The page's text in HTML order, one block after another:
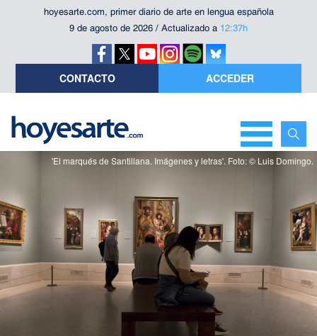
hoyesarte.com, primer diario de arte en lengua española
9 de agosto de 2026 / Actualizado a 12:37h
CONTACTO ACCEDER
'El marqués de Santillana. Imágenes y letras'. Foto: © Luis Domingo.